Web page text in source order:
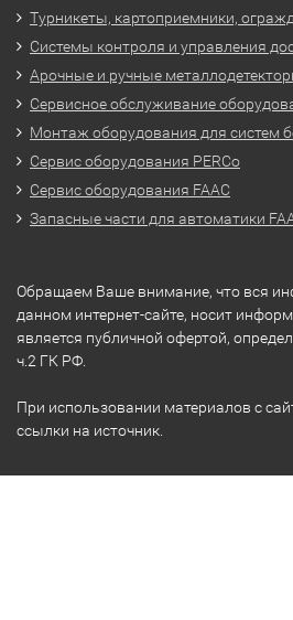
Турникеты, картоприемники,
Системы контроля и управления
Арочные и ручные
Сервисное обслуживание
Монтаж оборудования для систем
Сервис оборудования PERCo
Сервис оборудования FAAC
Запасные части для автоматики
Обращаем Ваше внимание, что вся
данном интернет-сайте, носит
является публичной офертой,
ч.2 ГК РФ.
При использовании материалов с
ссылки на источник.